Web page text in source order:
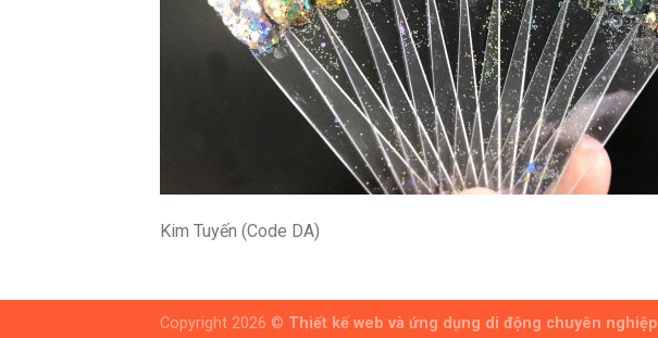
Kim Tuyến (Code DA)
Copyright 2026 © Thiết kế web và ứng dụng di động chuyên nghiệp